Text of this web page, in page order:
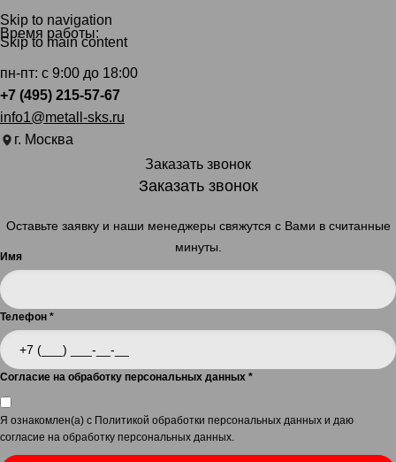
Skip to navigation
Skip to main content
Время работы:
пн-пт: с 9:00 до 18:00
+7 (495) 215-57-67
info1@metall-sks.ru
г. Москва
Заказать звонок
Заказать звонок
Оставьте заявку и наши менеджеры свяжутся с Вами в считанные
минуты.
Имя
Телефон *
Согласие на обработку персональных данных *
Я ознакомлен(а) с Политикой обработки персональных данных и даю
согласие на обработку персональных данных